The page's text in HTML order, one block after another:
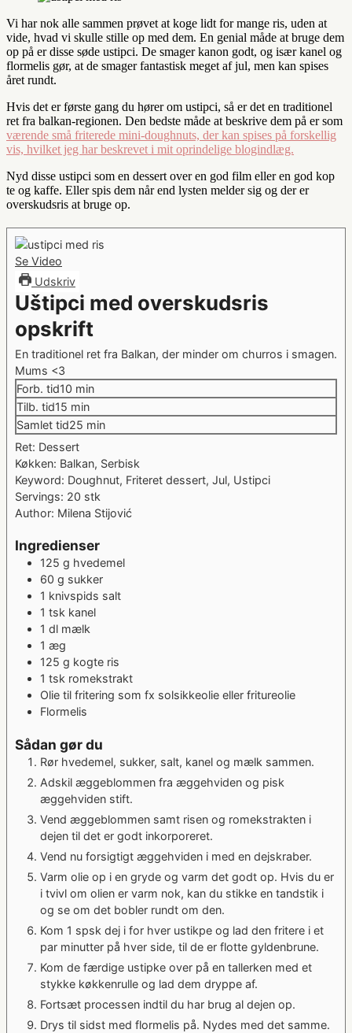
Vi har nok alle sammen prøvet at koge lidt for mange ris, uden at
vide, hvad vi skulle stille op med dem. En genial måde at bruge dem
op på er disse søde ustipci. De smager kanon godt, og især kanel og
flormelis gør, at de smager fantastisk meget af jul, men kan spises
året rundt.
Hvis det er første gang du hører om ustipci, så er det en traditionel
ret fra balkan-regionen. Den bedste måde at beskrive dem på er som
værende små friterede mini-doughnuts, der kan spises på forskellig
vis, hvilket jeg har beskrevet i mit oprindelige blogindlæg.
Nyd disse ustipci som en dessert over en god film eller en god kop
te og kaffe. Eller spis dem når end lysten melder sig og der er
overskudsris at bruge op.
Se Video
Udskriv
Uštipci med overskudsris
opskrift
En traditionel ret fra Balkan, der minder om churros i smagen.
Mums <3
Forb. tid10 minutter
min
Tilb. tid15 minutter
min
Samlet tid25 minutter
min
Ret: Dessert
Køkken: Balkan, Serbisk
Keyword: Doughnut, Friteret dessert, Jul, Ustipci
Servings: 20 stk
Author: Milena Stijović
Ingredienser
125 g hvedemel
60 g sukker
1 knivspids salt
1 tsk kanel
1 dl mælk
1 æg
125 g kogte ris
1 tsk romekstrakt
Olie til fritering som fx solsikkeolie eller fritureolie
Flormelis
Sådan gør du
Rør hvedemel, sukker, salt, kanel og mælk sammen.
Adskil æggeblommen fra æggehviden og pisk
æggehviden stift.
Vend æggeblommen samt risen og romekstrakten i
dejen til det er godt inkorporeret.
Vend nu forsigtigt æggehviden i med en dejskraber.
Varm olie op i en gryde og varm det godt op. Hvis du er
i tvivl om olien er varm nok, kan du stikke en tandstik i
og se om det bobler rundt om den.
Kom 1 spsk dej i for hver ustikpe og lad den fritere i et
par minutter på hver side, til de er flotte gyldenbrune.
Kom de færdige ustipke over på en tallerken med et
stykke køkkenrulle og lad dem dryppe af.
Fortsæt processen indtil du har brug al dejen op.
Drys til sidst med flormelis på. Nydes med det samme.